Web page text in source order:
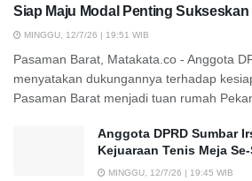
Siap Maju Modal Penting
MINGGU, 12/7/26 | 19:51 WIB
Pasaman Barat, Matakata.co - Anggota
menyatakan dukungannya terhadap
Pasaman Barat menjadi tuan rumah
Anggota DPRD Sumbar
Kejuaraan Tenis Meja
MINGGU, 12/7/26 | 19:45 WIB